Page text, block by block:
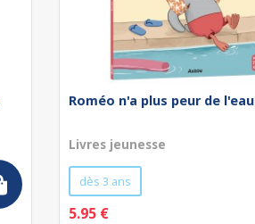
Roméo n'a plus peur de l'eau
Livres jeunesse
dès 3 ans
5.95 €